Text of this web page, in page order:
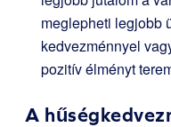
meglepheti legjobb
kedvezménnyel
pozitív élményt
A